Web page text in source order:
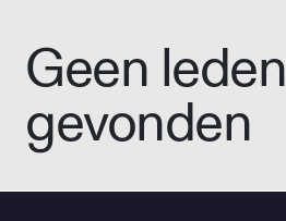
Geen leden
gevonden